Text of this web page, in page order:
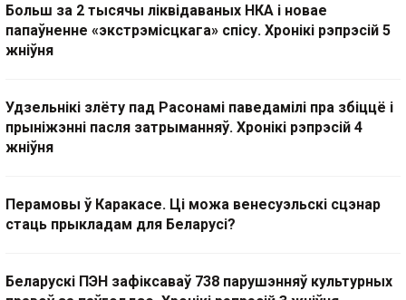
Больш за 2 тысячы ліквідаваных НКА і новае
папаўненне «экстрэмісцкага» спісу. Хронікі рэпрэсій 5
жніўня
Удзельнікі злёту пад Расонамі паведамілі пра збіццё і
прыніжэнні пасля затрыманняў. Хронікі рэпрэсій 4
жніўня
Перамовы ў Каракасе. Ці можа венесуэльскі сцэнар
стаць прыкладам для Беларусі?
Беларускі ПЭН зафіксаваў 738 парушэнняў культурных